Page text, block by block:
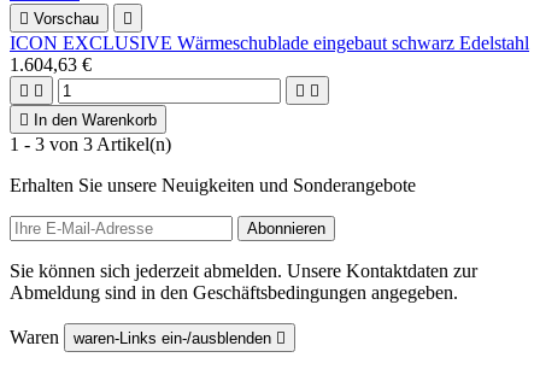
 Vorschau 
ICON EXCLUSIVE Wärmeschublade eingebaut schwarz Edelstahl
1.604,63 €
   

In den Warenkorb
1 - 3 von 3 Artikel(n)
Erhalten Sie unsere Neuigkeiten und Sonderangebote
Sie können sich jederzeit abmelden. Unsere Kontaktdaten zur
Abmeldung sind in den Geschäftsbedingungen angegeben.
Waren waren-Links ein-/ausblenden 